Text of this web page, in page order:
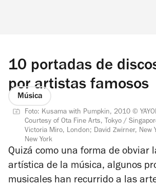
10 portadas de
por artistas famosos
Música
Foto: Kusama with Pumpkin, 2010 ©
Courtesy of Ota Fine Arts, Tokyo /
Victoria Miro, London; David Zwirner, New
New York
Quizá como una forma de obviar
artística de la música, algunos
musicales han recurrido a las